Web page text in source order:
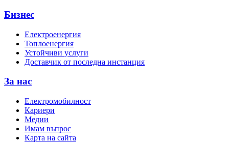
Бизнес
Електроенергия
Топлоенергия
Устойчиви услуги
Доставчик от последна инстанция
За нас
Електромобилност
Кариери
Медии
Имам въпрос
Карта на сайта